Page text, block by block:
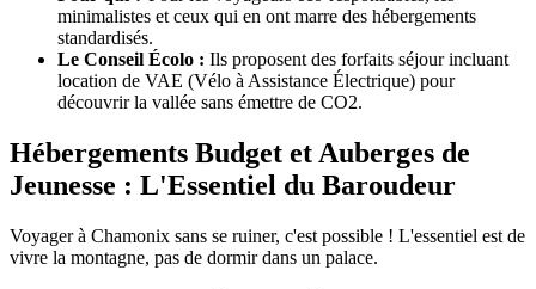
minimalistes et ceux qui en ont marre des hébergements
standardisés.
Le Conseil Écolo : Ils proposent des forfaits séjour incluant
location de VAE (Vélo à Assistance Électrique) pour
découvrir la vallée sans émettre de CO2.
Hébergements Budget et Auberges de
Jeunesse : L'Essentiel du Baroudeur
Voyager à Chamonix sans se ruiner, c'est possible ! L'essentiel est de
vivre la montagne, pas de dormir dans un palace.